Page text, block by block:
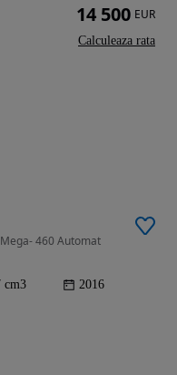
460 Automat
cm3 2016
14 500 EUR
Calculeaza rata